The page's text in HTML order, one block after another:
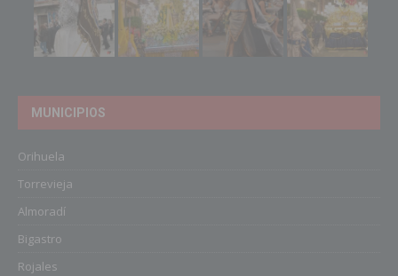
MUNICIPIOS
Orihuela
Torrevieja
Almoradí
Bigastro
Rojales